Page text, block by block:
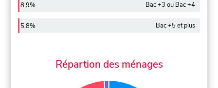
8,9% Bac +3 ou Bac +4
5,8% Bac +5 et plus
Répartion des ménages